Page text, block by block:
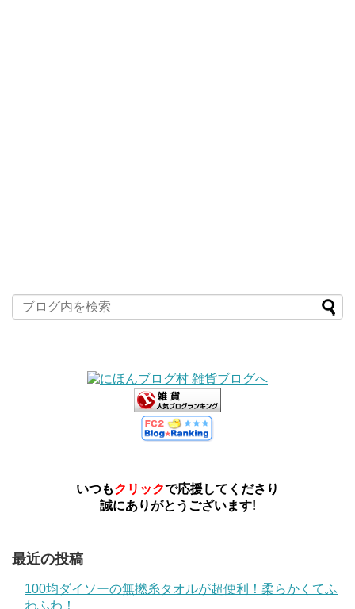
いつもクリックで応援してくださり
誠にありがとうございます!
最近の投稿
100均ダイソーの無撚糸タオルが超便利！柔らかくてふ
わふわ！